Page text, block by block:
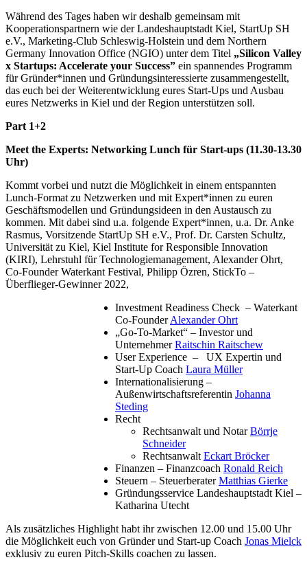
Während des Tages haben wir deshalb gemeinsam mit
Kooperationspartnern wie der Landeshauptstadt Kiel, StartUp SH
e.V., Marketing-Club Schleswig-Holstein und dem Northern
Germany Innovation Office (NGIO) unter dem Titel „Silicon Valley
x Startups: Accelerate your Success” ein spannendes Programm
für Gründer*innen und Gründungsinteressierte zusammengestellt,
das euch bei der Weiterentwicklung eures Start-Ups und Ausbau
eures Netzwerks in Kiel und der Region unterstützen soll.
Part 1+2
Meet the Experts: Networking Lunch für Start-ups (11.30-13.30
Uhr)
Kommt vorbei und nutzt die Möglichkeit in einem entspannten
Lunch-Format zu Netzwerken und mit Expert*innen zu euren
Geschäftsmodellen und Gründungsideen in den Austausch zu
kommen. Mit dabei sind u.a. folgende Expert*innen, u.a. Dr. Anke
Rasmus, Vorsitzende StartUp SH e.V., Prof. Dr. Carsten Schultz,
Universität zu Kiel, Kiel Institute for Responsible Innovation
(KIRI), Lehrstuhl für Technologiemanagement, Alexander Ohrt,
Co-Founder Waterkant Festival, Philipp Özren, StickTo –
Überflieger-Gewinner 2022,
Investment Readiness Check – Waterkant
Co-FounderAlexander Ohrt
„Go-To-Market“ – Investor und
UnternehmerRaitschin Raitschew
User Experience – UX Expertin und
Start-Up Coach Laura Müller
Internationalisierung –
Außenwirtschaftsreferentin Johanna
Steding
Recht
Rechtsanwalt und NotarBörrje
Schneider
Rechtsanwalt Eckart Bröcker
Finanzen – Finanzcoach Ronald Reich
Steuern – SteuerberaterMatthias Gierke
Gründungsservice Landeshauptstadt Kiel –
Katharina Utecht
Als zusätzliches Highlight habt ihr zwischen 12.00 und 15.00 Uhr
die Möglichkeit euch von Gründer und Start-up Coach Jonas Mielck
exklusiv zu euren Pitch-Skills coachen zu lassen.